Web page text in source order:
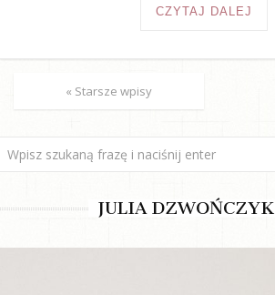
CZYTAJ DALEJ
« Starsze wpisy
JULIA DZWOŃCZYK